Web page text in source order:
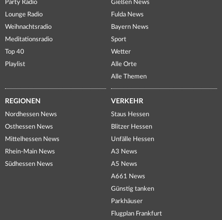
Party Radio
Lounge Radio
Weihnachtsradio
Meditationsradio
Top 40
Playlist
Gießen News
Fulda News
Bayern News
Sport
Wetter
Alle Orte
Alle Themen
REGIONEN
Nordhessen News
Osthessen News
Mittelhessen News
Rhein-Main News
Südhessen News
VERKEHR
Staus Hessen
Blitzer Hessen
Unfälle Hessen
A3 News
A5 News
A661 News
Günstig tanken
Parkhäuser
Flugplan Frankfurt